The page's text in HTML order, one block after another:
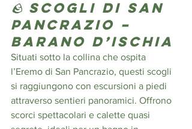
🪨 Scogli di San
Pancrazio –
Barano d’Ischia
Situati sotto la collina che ospita
l’Eremo di San Pancrazio, questi scogli
si raggiungono con escursioni a piedi
attraverso sentieri panoramici. Offrono
scorci spettacolari e calette quasi